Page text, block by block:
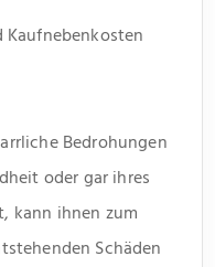
Kaufnebenkosten
Bedrohungen
oder gar ihres
kann ihnen zum
Schäden